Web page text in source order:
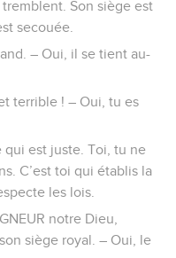
tremblent. Son siège est
secouée.
– Oui, il se tient au-
terrible ! – Oui, tu es
qui est juste. Toi, tu ne
C’est toi qui établis la
les lois.
notre Dieu,
siège royal. – Oui, le